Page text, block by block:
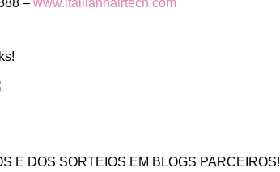
– www.itallianhairtech.com
E DOS SORTEIOS EM BLOGS PARCEIROS!